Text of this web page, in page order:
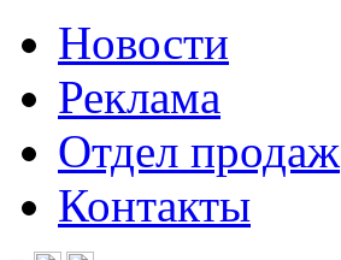
Новости
Реклама
Отдел продаж
Контакты